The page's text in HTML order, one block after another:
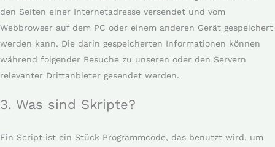
den Seiten einer Internetadresse versendet und vom
Webbrowser auf dem PC oder einem anderen Gerät gespeichert
werden kann. Die darin gespeicherten Informationen können
während folgender Besuche zu unseren oder den Servern
relevanter Drittanbieter gesendet werden.
3. Was sind Skripte?
Ein Script ist ein Stück Programmcode, das benutzt wird, um